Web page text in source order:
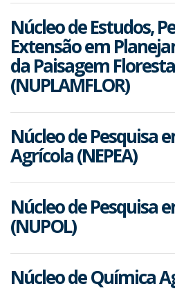
Núcleo de Estudos,
Extensão em
da Paisagem
(NUPLAMFLOR)
Núcleo de Pesquisa
Agrícola (NEPEA)
Núcleo de Pesquisa
(NUPOL)
Núcleo de Química